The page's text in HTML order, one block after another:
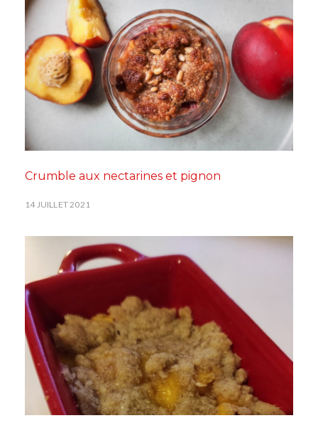
Crumble aux nectarines et pignon
14 JUILLET 2021